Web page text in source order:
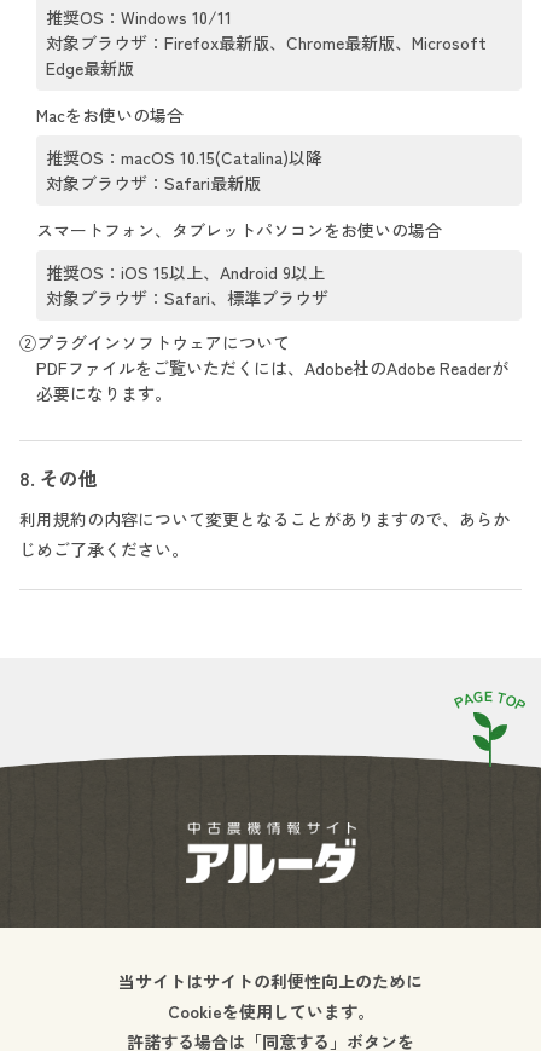
推奨OS：Windows 10/11
対象ブラウザ：Firefox最新版、Chrome最新版、Microsoft
Edge最新版
Macをお使いの場合
推奨OS：macOS 10.15(Catalina)以降
対象ブラウザ：Safari最新版
スマートフォン、タブレットパソコンをお使いの場合
推奨OS：iOS 15以上、Android 9以上
対象ブラウザ：Safari、標準ブラウザ
②プラグインソフトウェアについて
PDFファイルをご覧いただくには、Adobe社のAdobe Readerが
必要になります。
8. その他
利用規約の内容について変更となることがありますので、あらか
じめご了承ください。
当サイトはサイトの利便性向上のために
Cookieを使用しています。
許諾する場合は「同意する」ボタンを